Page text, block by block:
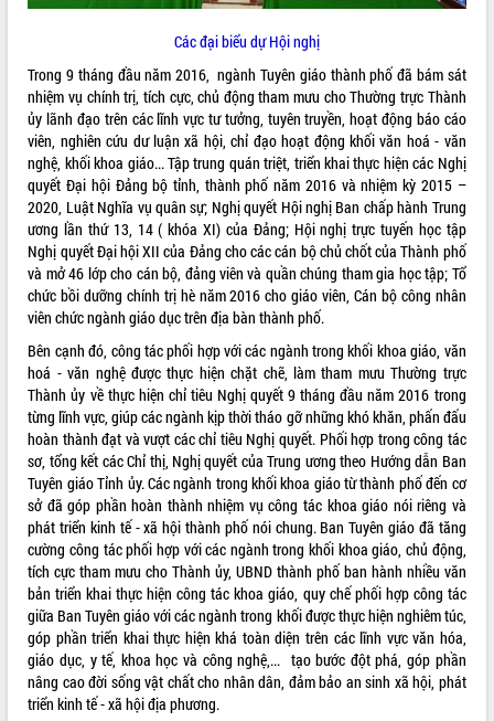
VIDEO
Không có file video nào để phát.
ALBUM ẢNH
LIÊN KẾT WEB
Các đại biểu dự Hội nghị
Trong 9 tháng đầu năm 2016, ngành Tuyên giáo thành phố đã bám sát
nhiệm vụ chính trị, tích cực, chủ động tham mưu cho Thường trực Thành
ủy lãnh đạo trên các lĩnh vực tư tưởng, tuyên truyền, hoạt động báo cáo
viên, nghiên cứu dư luận xã hội, chỉ đạo hoạt động khối văn hoá - văn
nghệ, khối khoa giáo... Tập trung quán triệt, triển khai thực hiện các Nghị
quyết Đại hội Đảng bộ tỉnh, thành phố năm 2016 và nhiệm kỳ 2015 –
2020, Luật Nghĩa vụ quân sự; Nghị quyết Hội nghị Ban chấp hành Trung
ương lần thứ 13, 14 ( khóa XI) của Đảng; Hội nghị trực tuyến học tập
Nghị quyết Đại hội XII của Đảng cho các cán bộ chủ chốt của Thành phố
và mở 46 lớp cho cán bộ, đảng viên và quần chúng tham gia học tập; Tổ
chức bồi dưỡng chính trị hè năm 2016 cho giáo viên, Cán bộ công nhân
viên chức ngành giáo dục trên địa bàn thành phố.
Bên cạnh đó, công tác phối hợp với các ngành trong khối khoa giáo, văn
hoá - văn nghệ được thực hiện chặt chẽ, làm tham mưu Thường trực
Thành ủy về thực hiện chỉ tiêu Nghị quyết 9 tháng đầu năm 2016 trong
từng lĩnh vực, giúp các ngành kịp thời tháo gỡ những khó khăn, phấn đấu
hoàn thành đạt và vượt các chỉ tiêu Nghị quyết. Phối hợp trong công tác
sơ, tổng kết các Chỉ thị, Nghị quyết của Trung ương theo Hướng dẫn Ban
Tuyên giáo Tỉnh ủy. Các ngành trong khối khoa giáo từ thành phố đến cơ
sở đã góp phần hoàn thành nhiệm vụ công tác khoa giáo nói riêng và
phát triển kinh tế - xã hội thành phố nói chung. Ban Tuyên giáo đã tăng
cường công tác phối hợp với các ngành trong khối khoa giáo, chủ động,
tích cực tham mưu cho Thành ủy, UBND thành phố ban hành nhiều văn
bản triển khai thực hiện công tác khoa giáo, quy chế phối hợp công tác
giữa Ban Tuyên giáo với các ngành trong khối được thực hiện nghiêm túc,
góp phần triển khai thực hiện khá toàn diện trên các lĩnh vực văn hóa,
giáo dục, y tế, khoa học và công nghệ,... tạo bước đột phá, góp phần
nâng cao đời sống vật chất cho nhân dân, đảm bảo an sinh xã hội, phát
triển kinh tế - xã hội địa phương.